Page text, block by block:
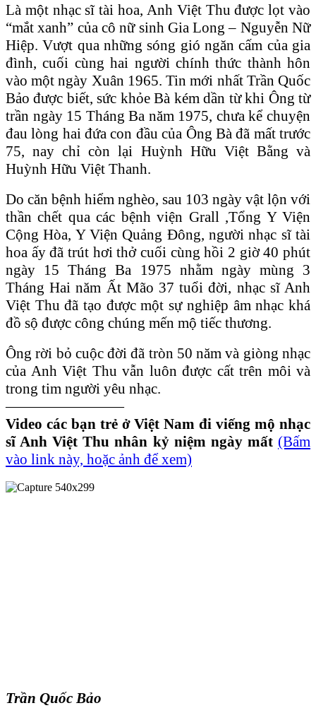
Là một nhạc sĩ tài hoa, Anh Việt Thu được lọt vào
“mắt xanh” của cô nữ sinh Gia Long – Nguyễn Nữ
Hiệp. Vượt qua những sóng gió ngăn cấm của gia
đình, cuối cùng hai người chính thức thành hôn
vào một ngày Xuân 1965. Tin mới nhất Trần Quốc
Bảo được biết, sức khỏe Bà kém dần từ khi Ông từ
trần ngày 15 Tháng Ba năm 1975, chưa kể chuyện
đau lòng hai đứa con đầu của Ông Bà đã mất trước
75, nay chỉ còn lại Huỳnh Hữu Việt Bằng và
Huỳnh Hữu Việt Thanh.
Do căn bệnh hiểm nghèo, sau 103 ngày vật lộn với
thần chết qua các bệnh viện Grall ,Tổng Y Viện
Cộng Hòa, Y Viện Quảng Đông, người nhạc sĩ tài
hoa ấy đã trút hơi thở cuối cùng hồi 2 giờ 40 phút
ngày 15 Tháng Ba 1975 nhằm ngày mùng 3
Tháng Hai năm Ất Mão 37 tuổi đời, nhạc sĩ Anh
Việt Thu đã tạo được một sự nghiệp âm nhạc khá
đồ sộ được công chúng mến mộ tiếc thương.
Ông rời bỏ cuộc đời đã tròn 50 năm và giòng nhạc
của Anh Việt Thu vẫn luôn được cất trên môi và
trong tim người yêu nhạc.
————————
Video các bạn trẻ ở Việt Nam đi viếng mộ nhạc
sĩ Anh Việt Thu nhân kỷ niệm ngày mất (Bấm
vào link này, hoặc ảnh để xem)
Trần Quốc Bảo